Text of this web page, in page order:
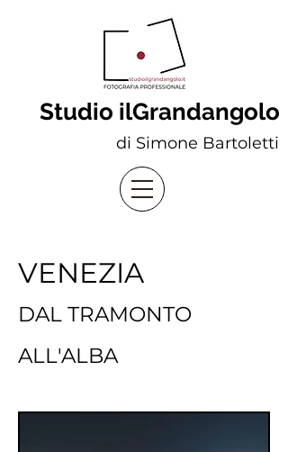
Studio ilGrandangolo
di Simone Bartoletti
VENEZIA
DAL TRAMONTO
ALL'ALBA